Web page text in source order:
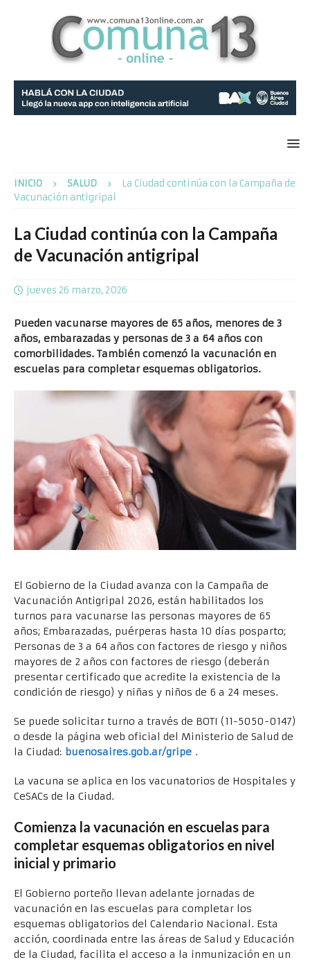
INICIO SALUD
La Ciudad continúa con la Campaña de
Vacunación antigripal
La Ciudad continúa con la Campaña
de Vacunación antigripal
jueves 26 marzo, 2026
Pueden vacunarse mayores de 65 años, menores de 3
años, embarazadas y personas de 3 a 64 años con
comorbilidades. También comenzó la vacunación en
escuelas para completar esquemas obligatorios.
El Gobierno de la Ciudad avanza con la Campaña de
Vacunación Antigripal 2026, están habilitados los
turnos para vacunarse las personas mayores de 65
años; Embarazadas, puérperas hasta 10 días posparto;
Personas de 3 a 64 años con factores de riesgo y niños
mayores de 2 años con factores de riesgo (deberán
presentar certificado que acredite la existencia de la
condición de riesgo) y niñas y niños de 6 a 24 meses.
Se puede solicitar turno a través de BOTI (11-5050-0147)
o desde la página web oficial del Ministerio de Salud de
la Ciudad: buenosaires.gob.ar/gripe .
La vacuna se aplica en los vacunatorios de Hospitales y
CeSACs de la Ciudad.
Comienza la vacunación en escuelas para
completar esquemas obligatorios en nivel
inicial y primario
El Gobierno porteño llevan adelante jornadas de
vacunación en las escuelas para completar los
esquemas obligatorios del Calendario Nacional. Esta
acción, coordinada entre las áreas de Salud y Educación
de la Ciudad, facilita el acceso a la inmunización en un